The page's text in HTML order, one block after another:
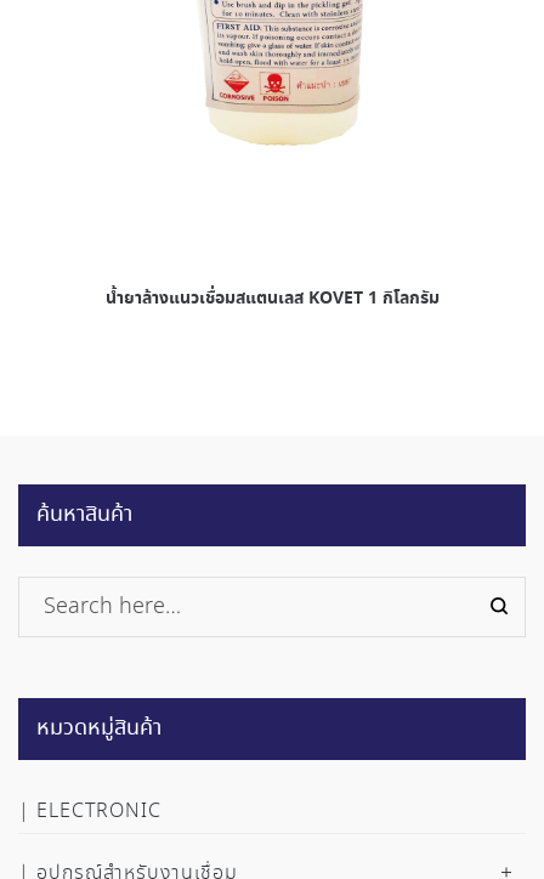
น้ำยาล้างแนวเชื่อมสแตนเลส KOVET 1 กิโลกรัม
ค้นหาสินค้า
หมวดหมู่สินค้า
ELECTRONIC
อุปกรณ์สำหรับงานเชื่อม